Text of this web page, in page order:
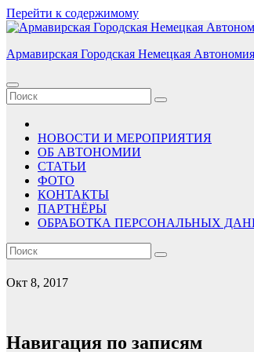
Перейти к содержимому
Армавирская Городская Немецкая Автономия
НОВОСТИ И МЕРОПРИЯТИЯ
ОБ АВТОНОМИИ
СТАТЬИ
ФОТО
КОНТАКТЫ
ПАРТНЁРЫ
ОБРАБОТКА ПЕРСОНАЛЬНЫХ
Окт 8, 2017
Навигация по записям